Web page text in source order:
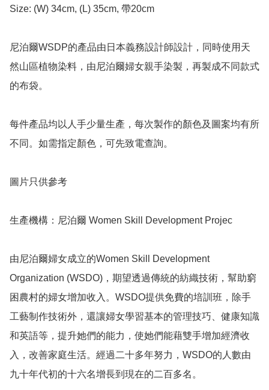
Size: (W) 34cm, (L) 35cm, 帶20cm
尼泊爾WSDP的產品由日本義務設計師設計，同時使用天
然山區植物染料，由尼泊爾婦女親手染製，再製成不同款式
的布袋。
每件產品均以人手少量生產，每次製作的顏色及圖案均有所
不同。如需指定顏色，可先致電查詢。
圖片只供參考
生產機構：尼泊爾 Women Skill Development Projec
由尼泊爾婦女成立的Women Skill Development
Organization (WSDO)，期望透過傳統的紡織技術，幫助窮
困農村的婦女增加收入。WSDO提供免費的培訓班，除手
工藝制作技術外，還讓婦女學習基本的管理技巧、健康知識
和英語等，提升她們的能力，使她們能藉雙手增加經濟收
入，改善家庭生活。經過二十多年努力，WSDO的人數由
九十年代初的十六名增長到現在的二百多名。